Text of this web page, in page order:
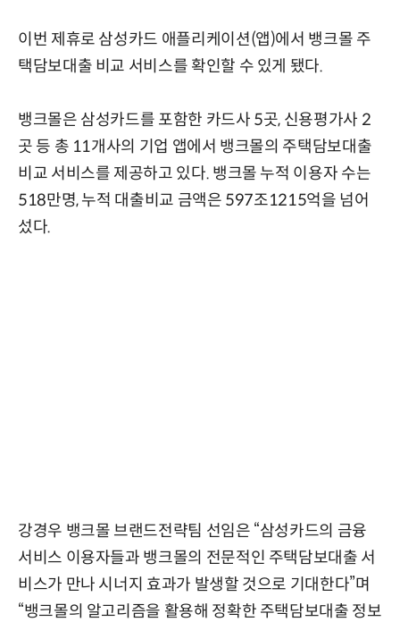
이번 제휴로 삼성카드 애플리케이션(앱)에서 뱅크몰 주
택담보대출 비교 서비스를 확인할 수 있게 됐다.
뱅크몰은 삼성카드를 포함한 카드사 5곳, 신용평가사 2
곳 등 총 11개사의 기업 앱에서 뱅크몰의 주택담보대출
비교 서비스를 제공하고 있다. 뱅크몰 누적 이용자 수는
518만명, 누적 대출비교 금액은 597조1215억을 넘어
섰다.
강경우 뱅크몰 브랜드전략팀 선임은 “삼성카드의 금융
서비스 이용자들과 뱅크몰의 전문적인 주택담보대출 서
비스가 만나 시너지 효과가 발생할 것으로 기대한다”며
“뱅크몰의 알고리즘을 활용해 정확한 주택담보대출 정보